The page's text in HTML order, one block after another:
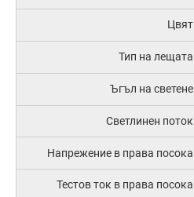
Цвят
Тип на лещата
Ъгъл на светене
Светлинен поток
Напрежение в права посока
Тестов ток в права посока